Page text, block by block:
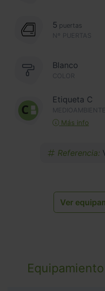
Nº PUERTAS
5 puertas
Blanco
COLOR
Etiqueta C
MEDIOAMBIENTE
Más info
Referencia:
Ver
Equipamiento